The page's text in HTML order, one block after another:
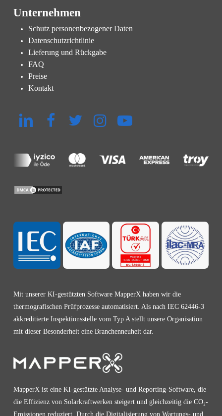
Mit unserer KI-gestützten Software MapperX haben wir die
thermografischen Prüfprozesse automatisiert. Als nach IEC 62446-3
akkreditierte Inspektionsstelle vom Typ A stellt unsere Organisation
mit dieser Besonderheit eine Branchenneuheit dar.
MapperX ist eine KI-gestützte Analyse- und Reporting-Software, die
die Effizienz von Solarkraftwerken steigert und gleichzeitig die CO₂-
Emissionen reduziert. Durch die Digitalisierung von Wartungs- und
Unternehmen
Schutz personenbezogener Daten
Datenschutzrichtlinie
Lieferung und Rückgabe
FAQ
Preise
Kontakt